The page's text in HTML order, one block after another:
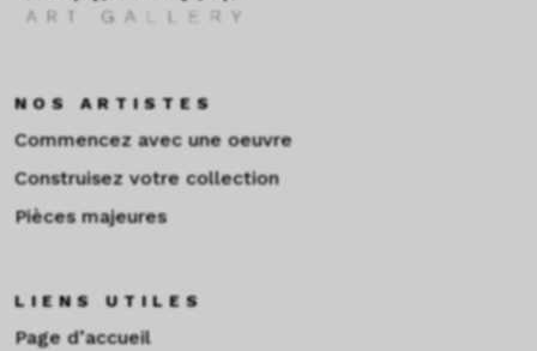
NOS ARTISTES
Commencez avec une oeuvre
Construisez votre collection
Pièces majeures
LIENS UTILES
Page d’accueil